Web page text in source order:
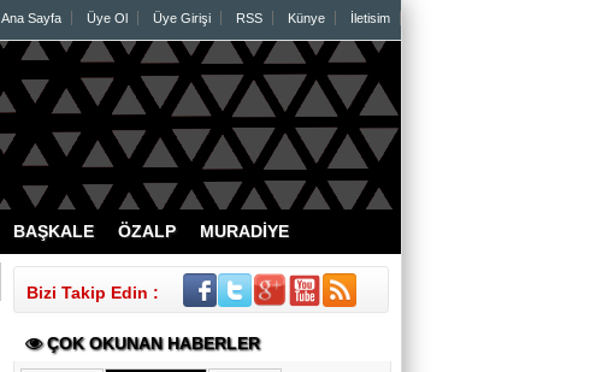
Ana Sayfa Üye Ol Üye Girişi RSS Künye İletisim
BAŞKALE ÖZALP MURADİYE
Bizi Takip Edin :
ÇOK OKUNAN HABERLER